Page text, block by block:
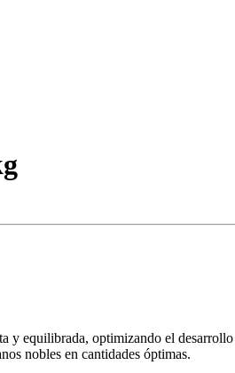
y equilibrada, optimizando el
nobles en cantidades óptimas.